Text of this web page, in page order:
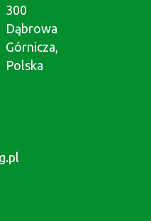
300
Dąbrowa
Górnicza,
Polska